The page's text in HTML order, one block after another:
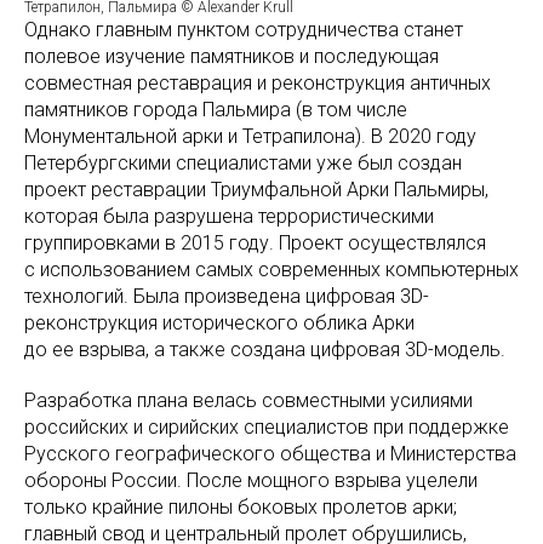
Тетрапилон, Пальмира © Alexander Krull
Однако главным пунктом сотрудничества станет
полевое изучение памятников и последующая
совместная реставрация и реконструкция античных
памятников города Пальмира (в том числе
Монументальной арки и Тетрапилона). В 2020 году
Петербургскими специалистами уже был создан
проект реставрации Триумфальной Арки Пальмиры,
которая была разрушена террористическими
группировками в 2015 году. Проект осуществлялся
с использованием самых современных компьютерных
технологий. Была произведена цифровая 3D-
реконструкция исторического облика Арки
до ее взрыва, а также создана цифровая 3D-модель.
Разработка плана велась совместными усилиями
российских и сирийских специалистов при поддержке
Русского географического общества и Министерства
обороны России. После мощного взрыва уцелели
только крайние пилоны боковых пролетов арки;
главный свод и центральный пролет обрушились,